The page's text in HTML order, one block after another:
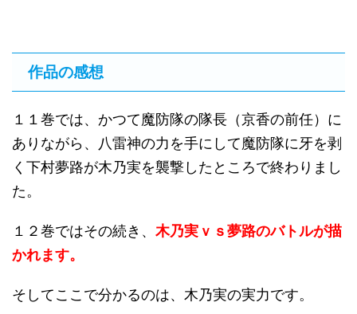
作品の感想
１１巻では、かつて魔防隊の隊長（京香の前任）に
ありながら、八雷神の力を手にして魔防隊に牙を剥
く下村夢路が木乃実を襲撃したところで終わりまし
た。
１２巻ではその続き、 木乃実ｖｓ夢路のバトルが描
かれます。
そしてここで分かるのは、木乃実の実力です。